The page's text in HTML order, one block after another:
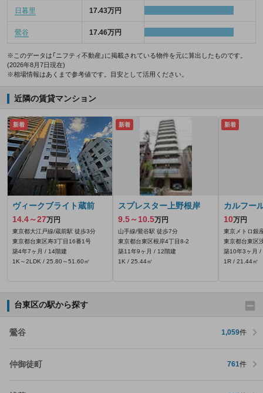
日暮里 17.43万円
鶯谷 17.46万円
※このデータは「ニフティ不動産」に掲載されている物件を元に算出したものです。
(2026年8月7日現在)
※相場情報はあくまで参考値です。目安として活用ください。
近隣の賃貸マンション
新着
ヴィークブライト蔵前
14.4～27万円
東京都大江戸線/蔵前駅 徒歩3分
東京都台東区寿3丁目16番1号
築4年7ヶ月 / 14階建
1K～2LDK / 25.80～51.60㎡
新着
スプレスター上野根岸
9.5～10.5万円
山手線/鶯谷駅 徒歩7分
東京都台東区根岸4丁目8-2
築11年9ヶ月 / 12階建
1K / 25.44㎡
新着
カルフー
10万円
東京メトロ銀
東京都台東区
築10年3ヶ月 /
1R / 21.44㎡
台東区の駅から探す
鶯谷 1,059件
仲御徒町 761件